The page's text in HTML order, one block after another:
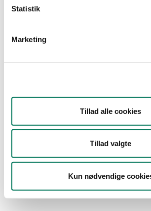
Statistik
Marketing
Tillad alle cookies
Tillad valgte
Kun nødvendige
Intet her svarer til din søgning
Kontrollér, at du har stavet alle